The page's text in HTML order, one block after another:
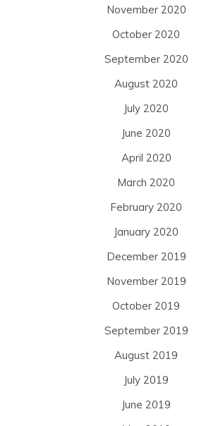
November 2020
October 2020
September 2020
August 2020
July 2020
June 2020
April 2020
March 2020
February 2020
January 2020
December 2019
November 2019
October 2019
September 2019
August 2019
July 2019
June 2019